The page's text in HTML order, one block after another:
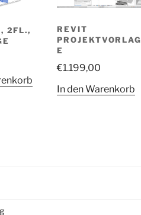
2FL.,
REVIT
PROJEKTVORLAG
E
€1.199,00
In den Warenkorb